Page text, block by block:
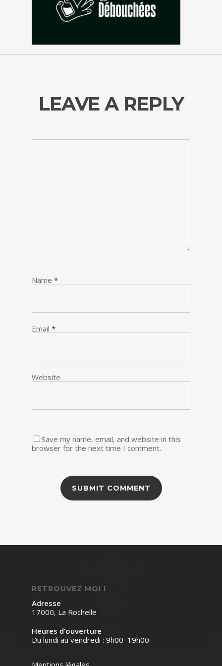
LEAVE A REPLY
Name *
Email *
Website
Save my name, email, and website in this
browser for the next time I comment.
RETROUVEZ MOI !
Adresse
17000, La Rochelle
Heures d’ouverture
Du lundi au vendredi : 9h00–19h00